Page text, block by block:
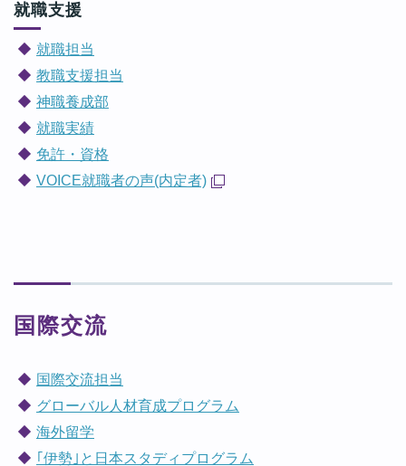
就職支援
就職担当
教職支援担当
神職養成部
就職実績
免許・資格
VOICE就職者の声(内定者)
国際交流
国際交流担当
グローバル人材育成プログラム
海外留学
｢伊勢｣と日本スタディプログラム